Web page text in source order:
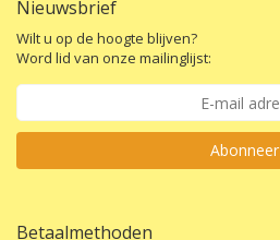
Nieuwsbrief
Wilt u op de hoogte blijven?
Word lid van onze mailinglijst:
Abonneer
Betaalmethoden